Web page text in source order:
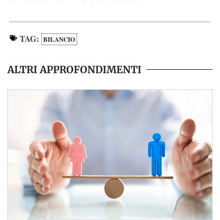
TAG: BILANCIO
ALTRI APPROFONDIMENTI